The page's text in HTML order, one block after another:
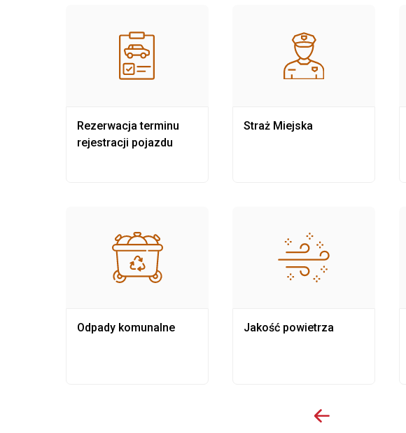
Rezerwacja terminu
rejestracji pojazdu
Odpady komunalne
Straż Miejska
Jakość powietrza